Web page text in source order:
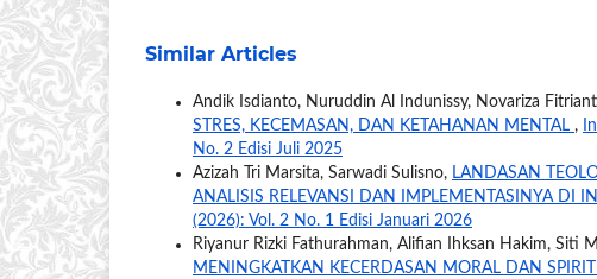
Similar Articles
Andik Isdianto, Nuruddin Al Indunissy, Novariza
STRES, KECEMASAN, DAN KETAHANAN MENTAL ,
No. 2 Edisi Juli 2025
Azizah Tri Marsita, Sarwadi Sulisno, LANDASAN
ANALISIS RELEVANSI DAN IMPLEMENTASINYA DI
(2026): Vol. 2 No. 1 Edisi Januari 2026
Riyanur Rizki Fathurahman, Alifian Ihksan Hakim, Siti
MENINGKATKAN KECERDASAN MORAL DAN